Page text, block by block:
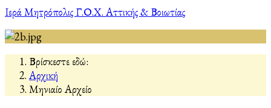
Ιερά Μητρόπολις Γ.Ο.Χ. Αττικής & Βοιωτίας
Βρίσκεστε εδώ:
Αρχική
Μηνιαίο Αρχείο